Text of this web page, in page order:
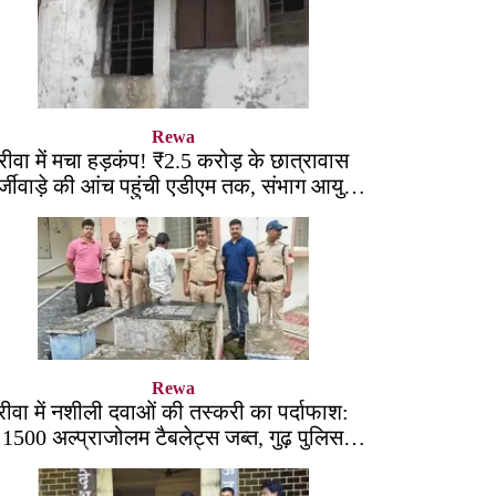
Rewa
में मचा हड़कंप! ₹2.5 करोड़ के छात्रावास
की आंच पहुंची एडीएम तक, संभाग आयुक्त
को भेजा एक्शन लेटर
Rewa
में नशीली दवाओं की तस्करी का पर्दाफाश:
1500 अल्प्राजोलम टैबलेट्स जब्त, गुढ़ पुलिस
खंगाल रही सप्लाई चेन